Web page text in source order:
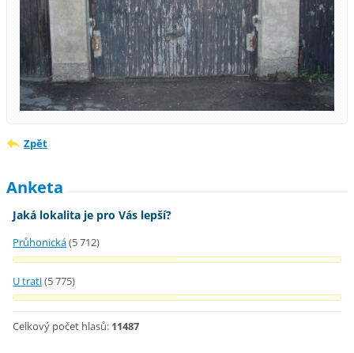
Zpět
Anketa
Jaká lokalita je pro Vás lepší?
Průhonická(5 712)
U trati(5 775)
Celkový počet hlasů: 11487